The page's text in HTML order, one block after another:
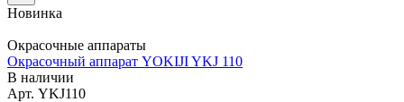
Новинка
Окрасочные аппараты
Окрасочный аппарат YOKIJI YKJ 110
В наличии
Арт. YKJ110